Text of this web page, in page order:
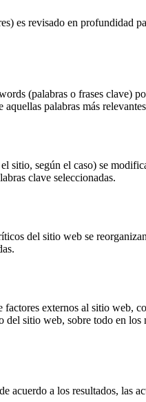
es revisado en profundidad
(palabras o frases clave)
palabras más
según el caso) se
clave seleccionadas.
del sitio web se
externos al sitio
sitio web, sobre todo en
a los resultados, las